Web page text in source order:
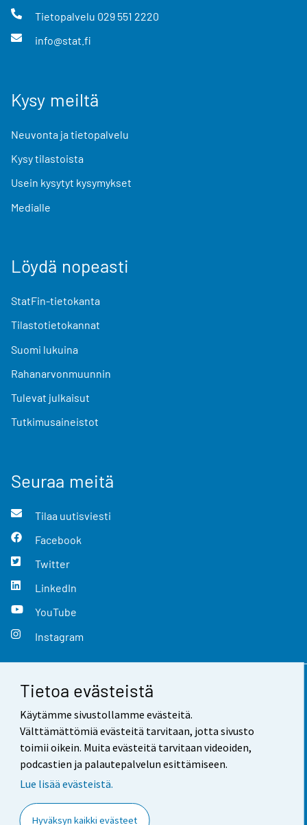
Tietoa evästeistä
Käytämme sivustollamme evästeitä.
Välttämättömiä evästeitä tarvitaan, jotta sivusto
toimii oikein. Muita evästeitä tarvitaan videoiden,
podcastien ja palautepalvelun esittämiseen.
Lue lisää evästeistä.
Hyväksyn kaikki evästeet
Tietopalvelu 029 551 2220
info@stat.fi
Kysy meiltä
Neuvonta ja tietopalvelu
Kysy tilastoista
Usein kysytyt kysymykset
Medialle
Löydä nopeasti
StatFin-tietokanta
Tilastotietokannat
Suomi lukuina
Rahanarvonmuunnin
Tulevat julkaisut
Tutkimusaineistot
Seuraa meitä
Tilaa uutisviesti
Facebook
Twitter
LinkedIn
YouTube
Instagram
Yhteystiedot
Palaute
Käyttöehdot
Saavutettavuus